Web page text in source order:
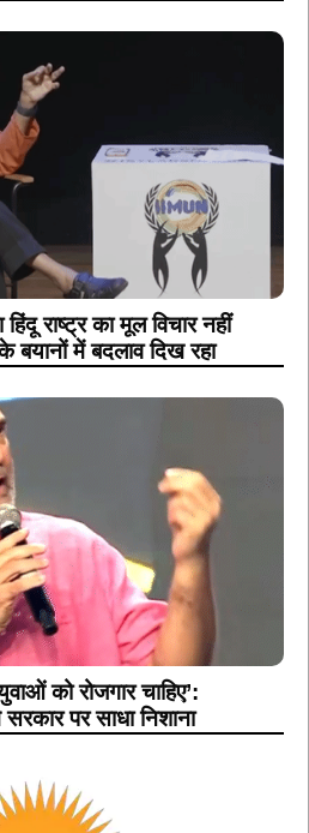
राष्ट्र का मूल विचार नहीं
में बदलाव दिख रहा
को रोजगार चाहिए’:
पर साधा निशाना